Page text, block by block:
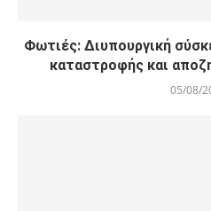
Φωτιές: Διυπουργική
καταστροφής και
05/08/